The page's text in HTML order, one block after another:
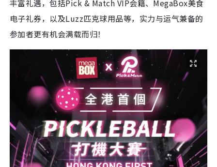
丰富礼遇，包括Pick & Match VIP会籍、MegaBox美食
电子礼券，以及Luzz匹克球用品等，实力与运气兼备的
参加者更有机会满载而归！